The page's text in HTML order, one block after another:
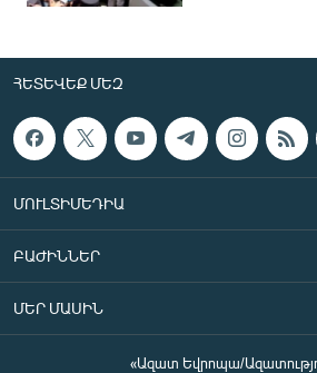
ՀԵՏԵՎԵՔ ՄԵԶ
ՄՈՒԼՏԻՄԵԴԻԱ
ԲԱԺԻՆՆԵՐ
ՄԵՐ ՄԱՍԻՆ
«Ազատ Եվրոպա/